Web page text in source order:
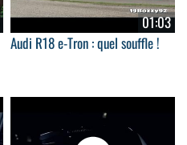
01:03
Audi R18 e-Tron : quel souffle !